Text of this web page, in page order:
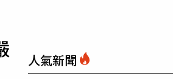
人氣新聞